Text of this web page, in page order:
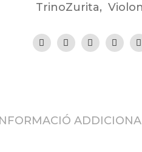
TrinoZurita,